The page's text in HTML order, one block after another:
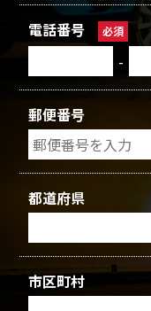
電話番号 必須
-
郵便番号
都道府県
市区町村